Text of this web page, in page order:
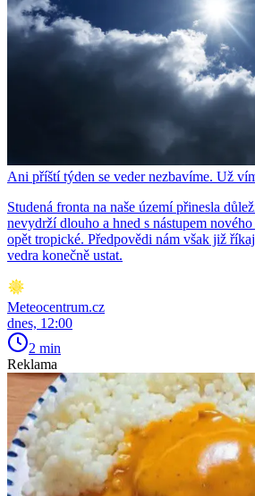
Ani příští týden se veder nezbavíme. Už
Studená fronta na naše území přinesla
nevydrží dlouho a hned s nástupem
opět tropické. Předpovědi nám však již
vedra konečně ustat.
Meteocentrum.cz
dnes, 12:00
2 min
Reklama